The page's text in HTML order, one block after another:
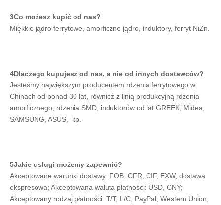
3Co możesz kupić od nas?
Miękkie jądro ferrytowe, amorficzne jądro, induktory, ferryt NiZn.
4Dlaczego kupujesz od nas, a nie od innych dostawców?
Jesteśmy największym producentem rdzenia ferrytowego w
Chinach od ponad 30 lat, również z linią produkcyjną rdzenia
amorficznego, rdzenia SMD, induktorów od lat.GREEK, Midea,
SAMSUNG, ASUS,  itp.
5Jakie usługi możemy zapewnić?
Akceptowane warunki dostawy: FOB, CFR, CIF, EXW, dostawa
ekspresowa; Akceptowana waluta płatności: USD, CNY;
Akceptowany rodzaj płatności: T/T, L/C, PayPal, Western Union,